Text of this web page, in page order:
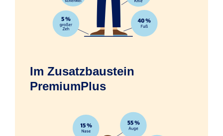
Folgen psychischer und nervöser
Störungen
Erfrierungen infolge eines Unfalls
Im Zusatzbaustein
PremiumPlus